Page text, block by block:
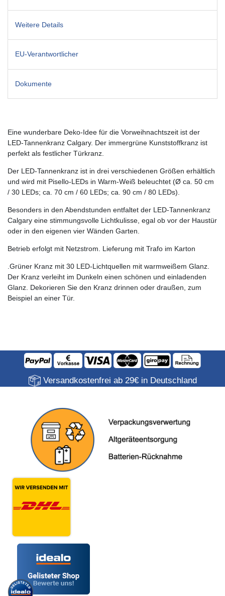
Weitere Details
EU-Verantwortlicher
Dokumente
Eine wunderbare Deko-Idee für die Vorweihnachtszeit ist der
LED-Tannenkranz Calgary. Der immergrüne Kunststoffkranz ist
perfekt als festlicher Türkranz.
Der LED-Tannenkranz ist in drei verschiedenen Größen erhältlich
und wird mit Pisello-LEDs in Warm-Weiß beleuchtet (Ø ca. 50 cm
/ 30 LEDs; ca. 70 cm / 60 LEDs; ca. 90 cm / 80 LEDs).
Besonders in den Abendstunden entfaltet der LED-Tannenkranz
Calgary eine stimmungsvolle Lichtkulisse, egal ob vor der Haustür
oder in den eigenen vier Wänden Garten.
Betrieb erfolgt mit Netzstrom. Lieferung mit Trafo im Karton
.Grüner Kranz mit 30 LED-Lichtquellen mit warmweißem Glanz.
Der Kranz verleiht im Dunkeln einen schönen und einladenden
Glanz. Dekorieren Sie den Kranz drinnen oder draußen, zum
Beispiel an einer Tür.
Versandkostenfrei ab 29€ in Deutschland